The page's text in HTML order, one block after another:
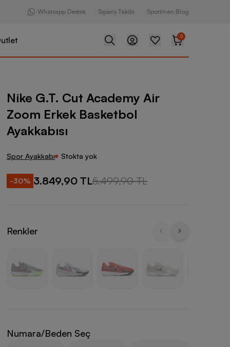
Whatsapp Destek Sipariş Takibi Sportmen Blog
0
Academy Air Zoom Erkek Basketbol Ayakkabısı
Nike G.T. Cut Academy Air
Zoom Erkek Basketbol
Ayakkabısı
Spor Ayakkabı Stokta yok
-30% 3.849,90 TL5.499,90 TL
Renkler
Numara/Beden Seç